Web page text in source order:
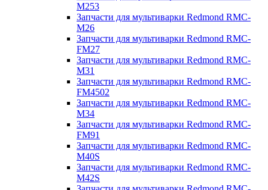
M253
Запчасти для мультиварки Redmond RMC-
M26
Запчасти для мультиварки Redmond RMC-
FM27
Запчасти для мультиварки Redmond RMC-
M31
Запчасти для мультиварки Redmond RMC-
FM4502
Запчасти для мультиварки Redmond RMC-
M34
Запчасти для мультиварки Redmond RMC-
FM91
Запчасти для мультиварки Redmond RMC-
M40S
Запчасти для мультиварки Redmond RMC-
M42S